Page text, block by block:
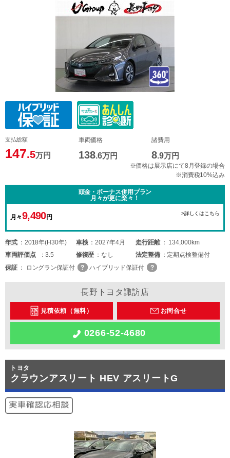
支払総額
147.5万円
車両価格
138.6万円
諸費用
8.9万円
※価格は展示店にて8月登録の場合
※消費税10%込み
頭金・ボーナス併用プラン
月々が更に楽々！
月々9,490円
>詳しくはこちら
年式 2018年(H30年) 車検 2027年4月 走行距離
134,000km
車両評価点 3.5 修復歴 なし 法定整備
定期点検整備付
保証
ロングラン保証付 ハイブリッド保証付
長野トヨタ諏訪店
見積依頼（無料） お問合せ
0266-52-4680
トヨタ
クラウンアスリート HEV アスリートG